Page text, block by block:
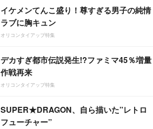
イケメンてんこ盛り！尊すぎる男子の純情
ラブに胸キュン
オリコンタイアップ特集
デカすぎ都市伝説発生!?ファミマ45％増量
作戦再来
オリコンタイアップ特集
SUPER★DRAGON、自ら描いた”レトロ
フューチャー”